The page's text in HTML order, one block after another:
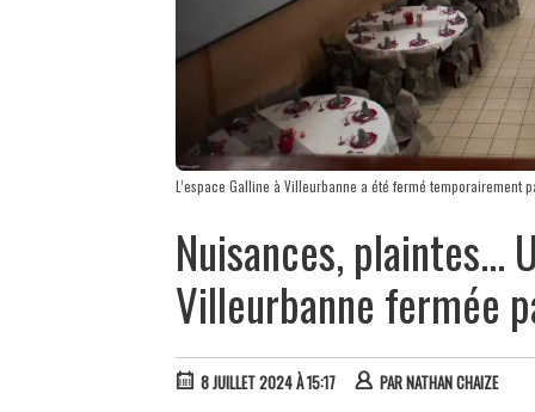
L’espace Galline à Villeurbanne a été fermé temporairement
Nuisances, plaintes...
Villeurbanne fermée
8 JUILLET 2024 À 15:17 PARNATHAN CHAIZE